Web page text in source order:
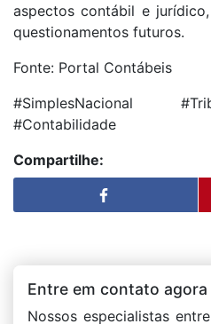
aspectos contábil e
questionamentos futuros.
Fonte: Portal Contábeis
#SimplesNacional
#Contabilidade
Compartilhe:
Entre em contato agora
Nossos especialistas